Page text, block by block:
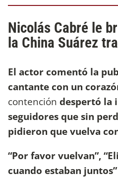
Nicolás Cabré le
la China Suárez
El actor comentó la
cantante con un
contención despertó la
seguidores que sin
pidieron que vuelva
“Por favor vuelvan”,
cuando estaban